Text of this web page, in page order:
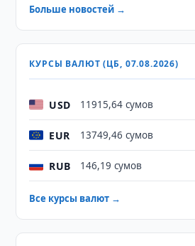
Больше новостей →
КУРСЫ ВАЛЮТ (ЦБ, 07.08.2026)
USD 11915,64 сумов
EUR 13749,46 сумов
RUB 146,19 сумов
Все курсы валют →